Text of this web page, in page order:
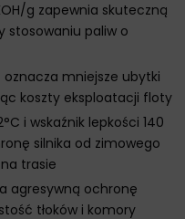
g zapewnia skuteczną
stosowaniu paliw o
oznacza mniejsze ubytki
koszty eksploatacji floty
i wskaźnik lepkości 140
silnika od zimowego
trasie
agresywną ochronę
tłoków i komory